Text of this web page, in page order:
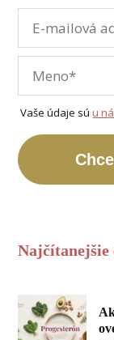
Vaše údaje súu
Najčítanejšie